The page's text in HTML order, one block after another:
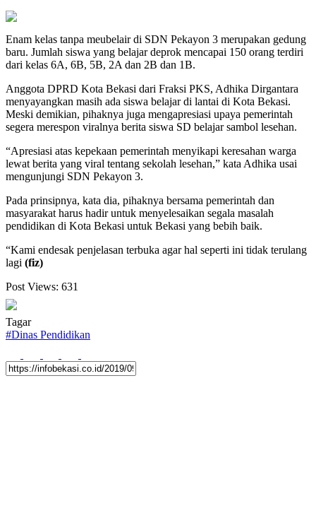
Enam kelas tanpa meubelair di SDN Pekayon 3 merupakan gedung
baru. Jumlah siswa yang belajar deprok mencapai 150 orang terdiri
dari kelas 6A, 6B, 5B, 2A dan 2B dan 1B.
Anggota DPRD Kota Bekasi dari Fraksi PKS, Adhika Dirgantara
menyayangkan masih ada siswa belajar di lantai di Kota Bekasi.
Meski demikian, pihaknya juga mengapresiasi upaya pemerintah
segera merespon viralnya berita siswa SD belajar sambol lesehan.
“Apresiasi atas kepekaan pemerintah menyikapi keresahan warga
lewat berita yang viral tentang sekolah lesehan,” kata Adhika usai
mengunjungi SDN Pekayon 3.
Pada prinsipnya, kata dia, pihaknya bersama pemerintah dan
masyarakat harus hadir untuk menyelesaikan segala masalah
pendidikan di Kota Bekasi untuk Bekasi yang bebih baik.
“Kami endesak penjelasan terbuka agar hal seperti ini tidak terulang
lagi (fiz)
Post Views: 631
Tagar
#Dinas Pendidikan